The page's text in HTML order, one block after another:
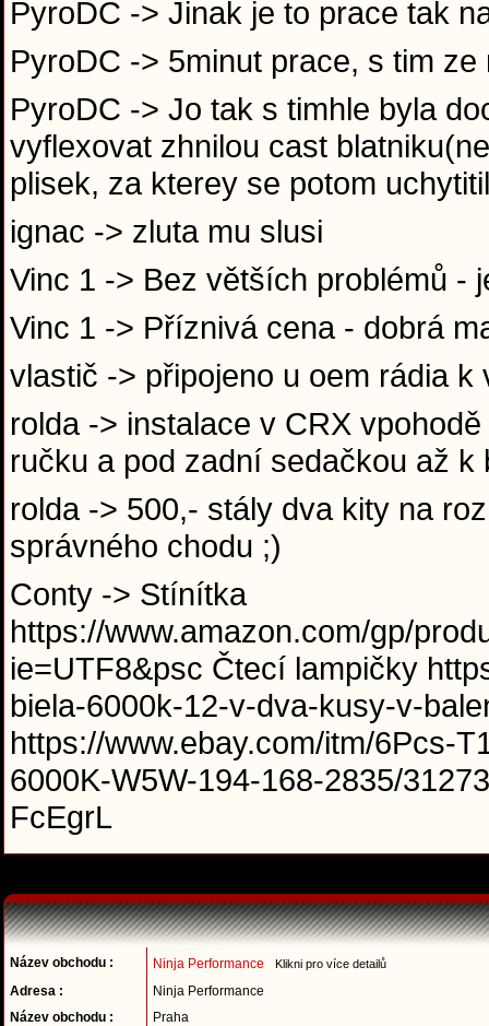
PyroDC -> Jinak je to prace tak
PyroDC -> 5minut prace, s tim
PyroDC -> Jo tak s timhle byla
vyflexovat zhnilou cast
plisek, za kterey se potom
ignac -> zluta mu slusi
Vinc 1 -> Bez větších problémů -
Vinc 1 -> Příznivá cena - dobrá
vlastič -> připojeno u oem rádia
rolda -> instalace v CRX
ručku a pod zadní sedačkou až
rolda -> 500,- stály dva kity na
správného chodu ;)
Conty -> Stínítka
https://www.amazon.com/gp/
ie=UTF8&psc Čtecí lampičky
biela-6000k-12-v-dva-kusy-v-
https://www.ebay.com/itm/6Pcs-
6000K-W5W-194-168-2835/
FcEgrL
Název obchodu : Ninja Performance Klikni pro více detailů
Adresa :
Ninja Performance
Název obchodu :
Praha